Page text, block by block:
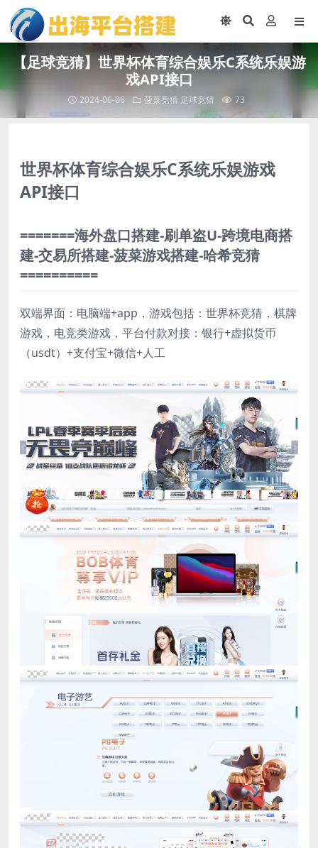
【足球竞猜】世界杯体育综合娱乐C系统乐娱游
戏API接口
2024-06-06 菠菜竞猜 足球竞猜 73
世界杯体育综合娱乐C系统乐娱游戏
API接口
=======海外盘口搭建-刷单盗U-跨境电商搭
建-交易所搭建-菠菜游戏搭建-哈希竞猜
==========
双端界面：电脑端+app，游戏包括：世界杯竞猜，棋牌
游戏，电竞类游戏，平台付款对接：银行+虚拟货币
（usdt）+支付宝+微信+人工